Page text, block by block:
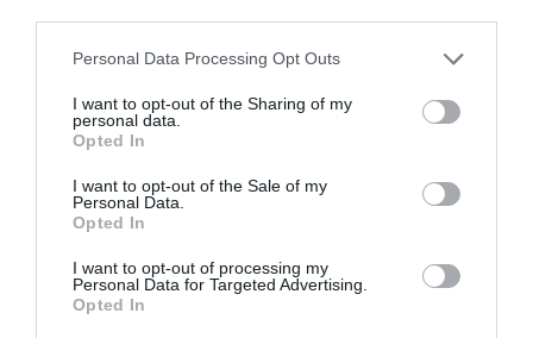
Personal Data Processing Opt Outs
I want to opt-out of the Sharing of my
personal data.
Opted In
I want to opt-out of the Sale of my
Personal Data.
Opted In
I want to opt-out of processing my
Personal Data for Targeted Advertising.
Opted In